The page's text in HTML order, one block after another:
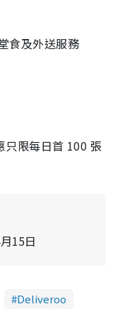
食及外送服務
限每日首 100 張
15日
Deliveroo